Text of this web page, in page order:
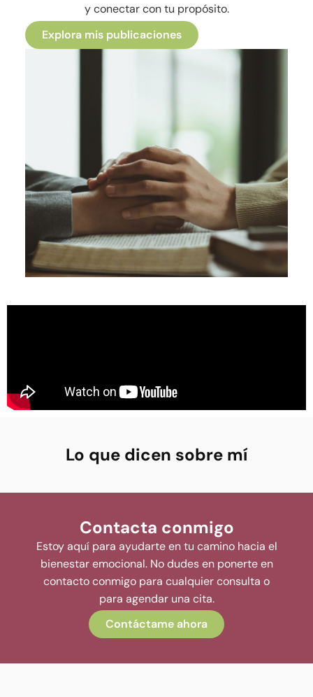
y conectar con tu propósito.
Explora mis publicaciones
Lo que dicen sobre mí
Contacta conmigo
Estoy aquí para ayudarte en tu camino hacia el
bienestar emocional. No dudes en ponerte en
contacto conmigo para cualquier consulta o
para agendar una cita.
Contáctame ahora